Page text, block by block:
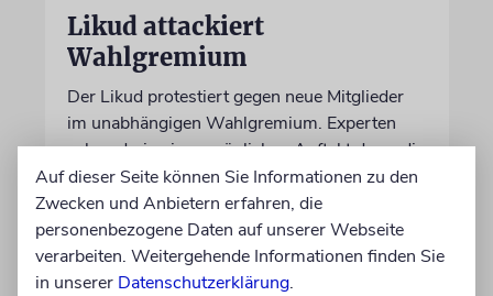
Likud attackiert
Wahlgremium
Der Likud protestiert gegen neue Mitglieder
im unabhängigen Wahlgremium. Experten
sehen darin einen möglichen Auftakt dazu, die
Wahlergebnisse im Oktober nicht
anzuerkennen
09.08.2026
Auf dieser Seite können Sie Informationen zu den
Zwecken und Anbietern erfahren, die
personenbezogene Daten auf unserer Webseite
verarbeiten. Weitergehende Informationen finden Sie
in unserer Datenschutzerklärung.